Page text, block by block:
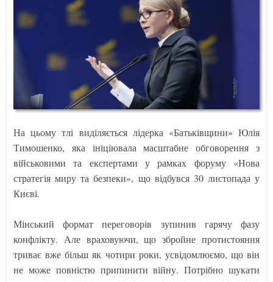
На цьому тлі виділяється лідерка «Батьківщини» Юлія
Тимошенко, яка ініціювала масштабне обговорення з
військовими та експертами у рамках форуму «Нова
стратегія миру та безпеки», що відбувся 30 листопада у
Києві.
Мінський формат переговорів зупинив гарячу фазу
конфлікту. Але враховуючи, що збройне протистояння
триває вже більш як чотири роки, усвідомлюємо, що він
не може повністю припинити війну. Потрібно шукати